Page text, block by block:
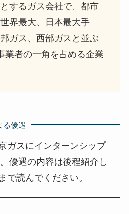
するガス会社で、都市
界最大、日本最大手
ガス、西部ガスと並ぶ
業者の一角を占める企業
る優遇
ガスにインターンシップ
。優遇の内容は後程紹介し
で読んでください。